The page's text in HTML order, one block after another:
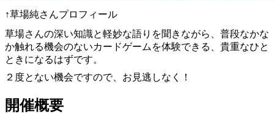
↑草場純さんプロフィール
草場さんの深い知識と軽妙な語りを聞きながら、普段なかな
か触れる機会のないカードゲームを体験できる、貴重なひと
ときになるはずです。
２度とない機会ですので、お見逃しなく！
開催概要